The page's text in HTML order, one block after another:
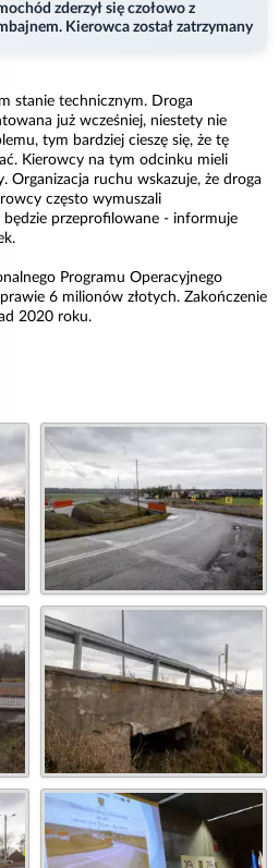
zderzył się czołowo z
Kierowca został zatrzymany
stanie technicznym. Droga
już wcześniej, niestety nie
tym bardziej cieszę się, że tę
Kierowcy na tym odcinku mieli
Organizacja ruchu wskazuje, że droga
często wymuszali
będzie przeprofilowane - informuje
Programu Operacyjnego
6 milionów złotych. Zakończenie
2020 roku.